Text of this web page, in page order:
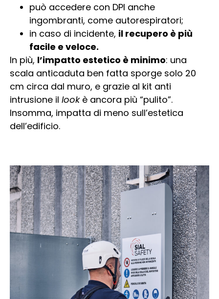
può accedere con DPI anche
ingombranti, come autorespiratori;
in caso di incidente, il recupero è più
facile e veloce.
In più, l’impatto estetico è minimo: una
scala anticaduta ben fatta sporge solo 20
cm circa dal muro, e grazie al kit anti
intrusione il look è ancora più “pulito”.
Insomma, impatta di meno sull’estetica
dell’edificio.